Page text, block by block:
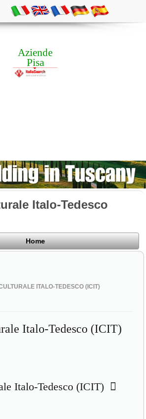
Aziende
Pisa
Italo-Tedesco
Home
ITALO-TEDESCO (ICIT)
Italo-Tedesco (ICIT)
Italo-Tedesco (ICIT)